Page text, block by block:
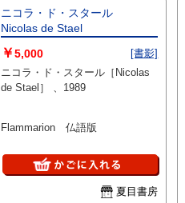
ニコラ・ド・スタール
Nicolas de Stael
[書影]
￥5,000
ニコラ・ド・スタール［Nicolas
de Stael］ 、1989
Flammarion 仏語版
夏目書房